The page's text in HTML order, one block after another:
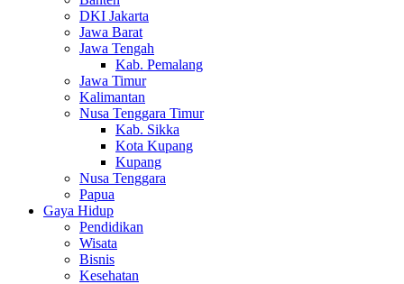
DKI Jakarta
Jawa Barat
Jawa Tengah
Kab. Pemalang
Jawa Timur
Kalimantan
Nusa Tenggara Timur
Kab. Sikka
Kota Kupang
Kupang
Nusa Tenggara
Papua
Gaya Hidup
Pendidikan
Wisata
Bisnis
Kesehatan